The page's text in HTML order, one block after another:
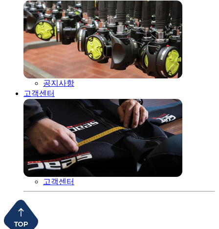
공지사항
고객센터
고객센터